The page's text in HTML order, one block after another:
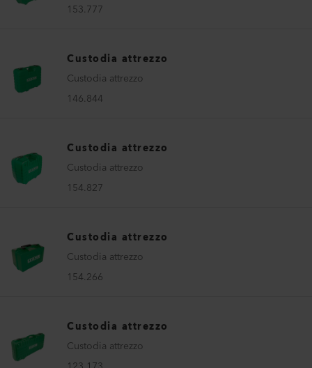
153.777
Custodia attrezzo
Custodia attrezzo
146.844
Custodia attrezzo
Custodia attrezzo
154.827
Custodia attrezzo
Custodia attrezzo
154.266
Custodia attrezzo
Custodia attrezzo